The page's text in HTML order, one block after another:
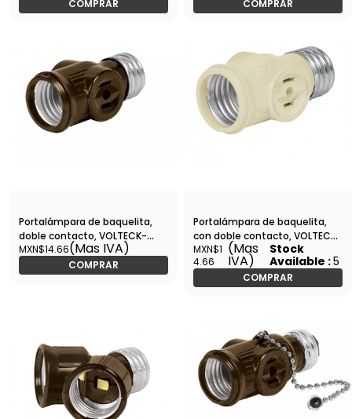
COMPRAR COMPRAR
Portalámpara de baquelita,
doble contacto, VOLTECK-
POBA-12 / 46511
MXN$14.66(Mas IVA)
COMPRAR
Portalámpara de baquelita,
con doble contacto, VOLTECK-
POBA-13 / 46514
MXN$1
4.66
(Mas
IVA)
Stock
Available :5
COMPRAR